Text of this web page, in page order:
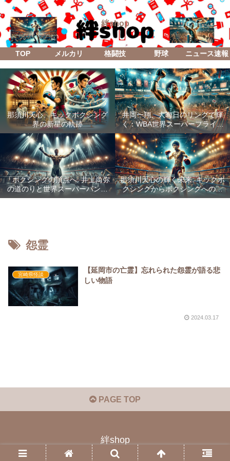
絆shop
TOP メルカリ 格闘技 野球 ニュース速報
那須川天心、キックボクシング
界の新星の軌跡
井岡一翔、大晦日のリングで輝
く：WBA世界スーパーフライ級
防衛戦「Lifetime Boxing Fights
18」
「ボクシングの頂点へ: 井上尚弥
の道のりと世界スーパーバンタ
ム級統一戦の全貌」
那須川天心の輝く未来: キックボ
クシングからボクシングへの成
功した転身
怨霊
宮崎県怪談
【延岡市の亡霊】忘れられた怨霊が語る悲
しい物語
2024.03.17
PAGE TOP
絆shop
© 2023 絆shop.